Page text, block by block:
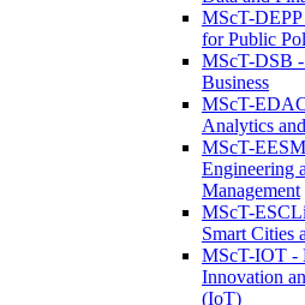
MScT-
for Public
MScT-DSB
Business
MScT-
Analytics
MScT-
Engineering
Management
MScT-
Smart Cities
MScT-IOT -
Innovation
(IoT)